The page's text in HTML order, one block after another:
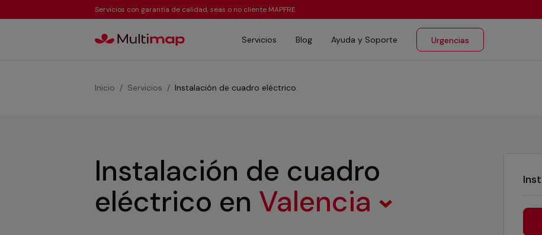
Servicios con garantía de calidad, seas o no cliente MAPFRE
Servicios Blog Ayuda y Soporte Urgencias
Inicio Servicios Instalación de cuadro eléctrico
Instalación de cuadro
eléctrico en Valencia